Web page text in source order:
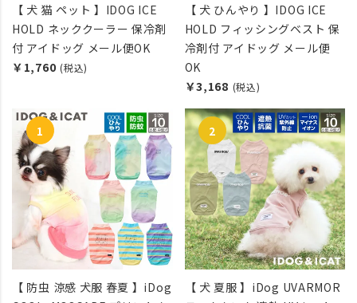
【 犬 猫 ペット 】IDOG ICE
HOLD ネッククーラー 保冷剤
付 アイドッグ メール便OK
￥1,760 (税込)
【 犬 ひんやり 】IDOG ICE
HOLD フィッシングベスト 保
冷剤付 アイドッグ メール便
OK
￥3,168 (税込)
【 防虫 涼感 犬服 春夏 】iDog
【 犬 夏服 】iDog UVARMOR